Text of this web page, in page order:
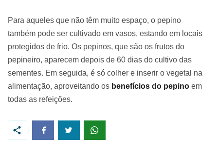
Para aqueles que não têm muito espaço, o pepino
também pode ser cultivado em vasos, estando em locais
protegidos de frio. Os pepinos, que são os frutos do
pepineiro, aparecem depois de 60 dias do cultivo das
sementes. Em seguida, é só colher e inserir o vegetal na
alimentação, aproveitando os benefícios do pepino em
todas as refeições.